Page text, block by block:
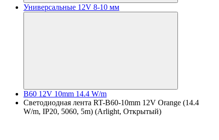
Универсальные 12V 8-10 мм
B60 12V 10mm 14.4 W/m
Светодиодная лента RT-B60-10mm 12V Orange (14.4
W/m, IP20, 5060, 5m) (Arlight, Открытый)